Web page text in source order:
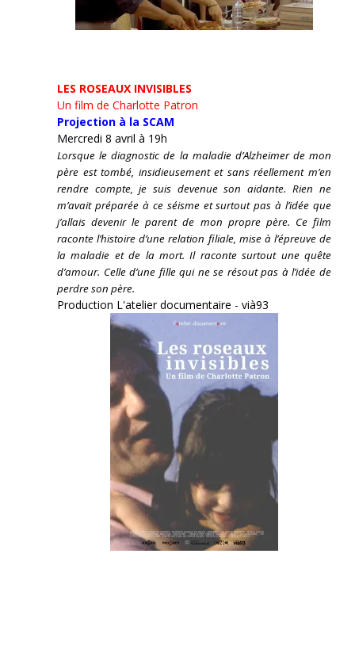
LES ROSEAUX INVISIBLES
Un film de Charlotte Patron
Projection à la SCAM
Mercredi 8 avril à 19h
Lorsque le diagnostic de la maladie d’Alzheimer de mon
père est tombé, insidieusement et sans réellement m’en
rendre compte, je suis devenue son aidante. Rien ne
m’avait préparée à ce séisme et surtout pas à l’idée que
j’allais devenir le parent de mon propre père. Ce film
raconte l’histoire d’une relation filiale, mise à l’épreuve de
la maladie et de la mort. Il raconte surtout une quête
d’amour. Celle d’une fille qui ne se résout pas à l’idée de
perdre son père.
Production L'atelier documentaire - vià93